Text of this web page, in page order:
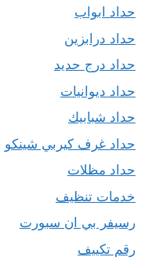
حداد ابواب
حداد درابزين
حداد درج حديد
حداد ديوانيات
حداد شبابيك
حداد غرف كيربي شينكو
حداد مظلات
خدمات تنظيف
رسيفر بي ان سبورت
رقم تكييف